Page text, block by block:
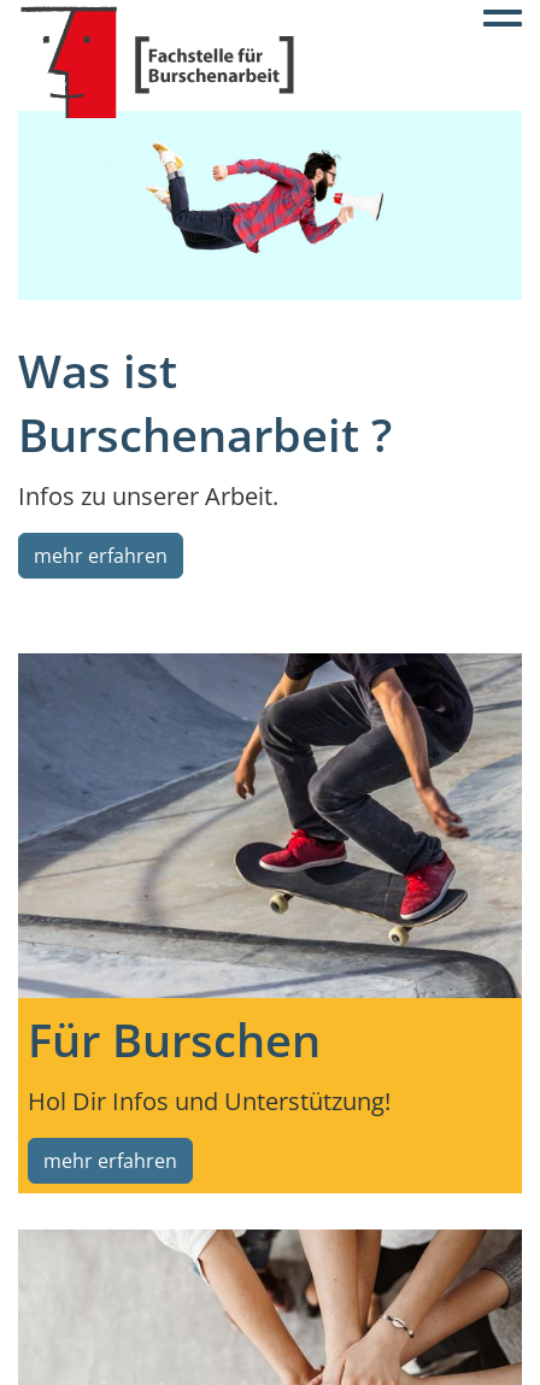
Was ist
Burschenarbeit ?
Infos zu unserer Arbeit.
mehr erfahren
Für Burschen
Hol Dir Infos und Unterstützung!
mehr erfahren